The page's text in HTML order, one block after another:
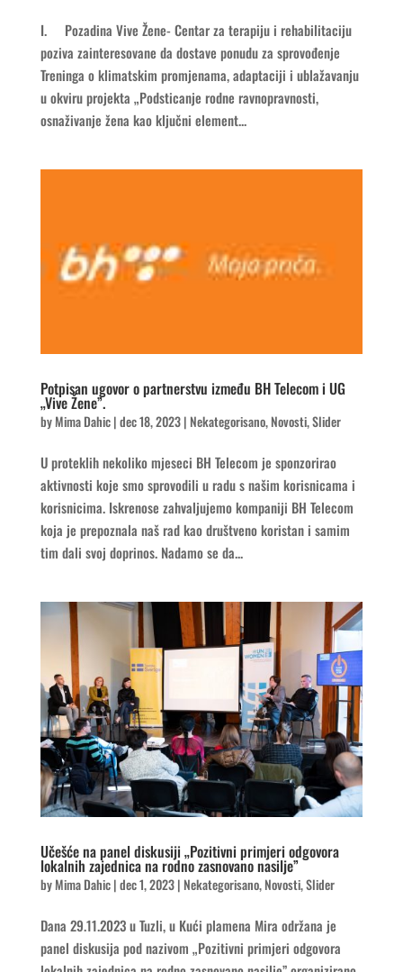
I. Pozadina Vive Žene- Centar za terapiju i rehabilitaciju
poziva zainteresovane da dostave ponudu za sprovođenje
Treninga o klimatskim promjenama, adaptaciji i ublažavanju
u okviru projekta „Podsticanje rodne ravnopravnosti,
osnaživanje žena kao ključni element...
Potpisan ugovor o partnerstvu između BH Telecom i UG
„Vive Žene”.
byMima Dahic|dec 18, 2023| Nekategorisano,Novosti,Slider
U proteklih nekoliko mjeseci BH Telecom je sponzorirao
aktivnosti koje smo sprovodili u radu s našim korisnicama i
korisnicima. Iskrenose zahvaljujemo kompaniji BH Telecom
koja je prepoznala naš rad kao društveno koristan i samim
tim dali svoj doprinos. Nadamo se da...
Učešće na panel diskusiji „Pozitivni primjeri odgovora
lokalnih zajednica na rodno zasnovano nasilje”
byMima Dahic|dec 1, 2023| Nekategorisano,Novosti,Slider
Dana 29.11.2023 u Tuzli, u Kući plamena Mira održana je
panel diskusija pod nazivom „Pozitivni primjeri odgovora